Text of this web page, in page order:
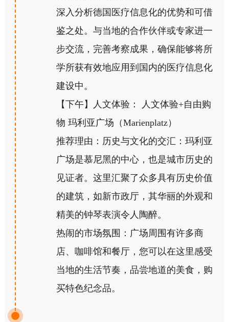
深入分析德国医疗信息化的优势和可借
鉴之处。与当地的合作伙伴或专家进一
步交流，完善考察成果，确保能够将所
学所获有效地应用到国内的医疗信息化
建设中。
【下午】人文体验： 人文体验+自由购
物 玛利亚广场（Marienplatz）
推荐理由：历史与文化的交汇：玛利亚
广场是慕尼黑的中心，也是城市历史的
见证者。这里汇聚了众多具有历史价值
的建筑，如新市政厅，其华丽的外观和
精美的钟琴表演令人陶醉。
热闹的市场氛围：广场周围有许多商
店、咖啡馆和餐厅，您可以在这里感受
当地的生活节奏，品尝地道的美食，购
买特色纪念品。